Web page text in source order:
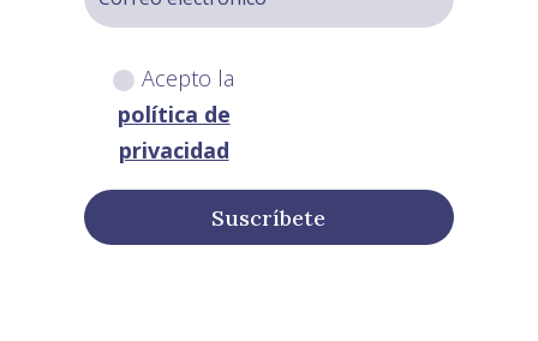
Acepto la
política de
privacidad
Suscríbete